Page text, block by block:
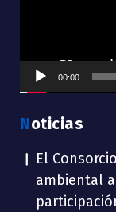
00:00
Noticias
El
ambiental